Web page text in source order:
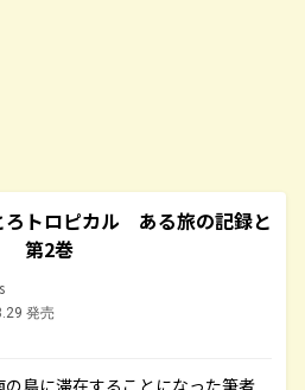
ろトロピカル ある旅の記録と
第2巻
発売
島に滞在することになった筆者